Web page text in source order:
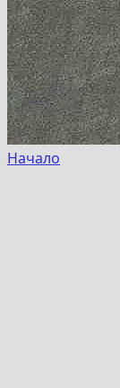
Начало